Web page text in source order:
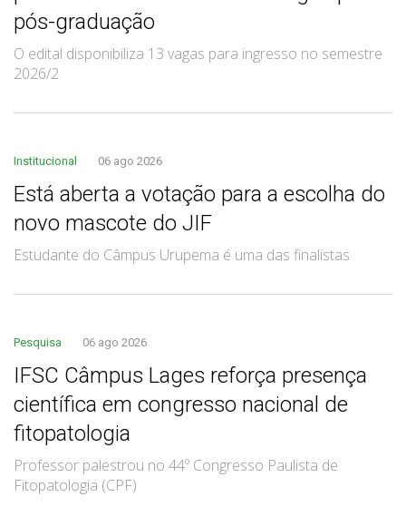
pós-graduação
O edital disponibiliza 13 vagas para ingresso no semestre
2026/2
Institucional 06 ago 2026
Está aberta a votação para a escolha do
novo mascote do JIF
Estudante do Câmpus Urupema é uma das finalistas
Pesquisa 06 ago 2026
IFSC Câmpus Lages reforça presença
científica em congresso nacional de
fitopatologia
Professor palestrou no 44º Congresso Paulista de
Fitopatologia (CPF)